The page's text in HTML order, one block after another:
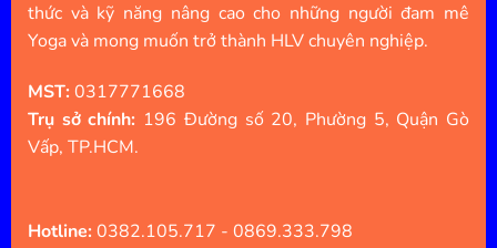
thức và kỹ năng nâng cao cho những người đam mê
Yoga và mong muốn trở thành HLV chuyên nghiệp.
MST:0317771668
Trụ sở chính: 196 Đường số 20, Phường 5, Quận Gò
Vấp, TP.HCM.
Hotline:0382.105.717 - 0869.333.798